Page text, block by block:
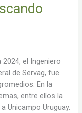
el Ingeniero
de Servag, fue
En la
entre ellos la
Unicampo Uruguay.